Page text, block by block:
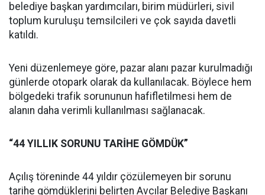
belediye başkan yardımcıları, birim müdürleri, sivil
toplum kuruluşu temsilcileri ve çok sayıda davetli
katıldı.
Yeni düzenlemeye göre, pazar alanı pazar kurulmadığı
günlerde otopark olarak da kullanılacak. Böylece hem
bölgedeki trafik sorununun hafifletilmesi hem de
alanın daha verimli kullanılması sağlanacak.
“44 YILLIK SORUNU TARİHE GÖMDÜK”
Açılış töreninde 44 yıldır çözülemeyen bir sorunu
tarihe gömdüklerini belirten Avcılar Belediye Başkanı